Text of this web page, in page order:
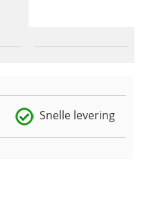
Snelle levering